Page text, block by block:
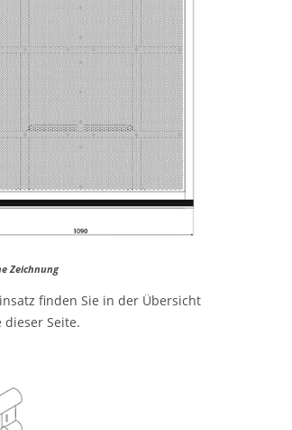
Zeichnung
finden Sie in der Übersicht
Seite.